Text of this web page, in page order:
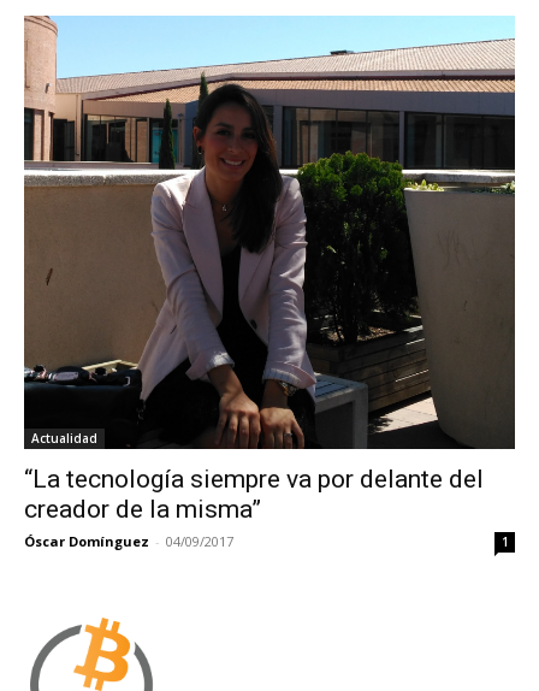
Actualidad
“La tecnología siempre va por delante del
creador de la misma”
Óscar Domínguez - 04/09/2017 1